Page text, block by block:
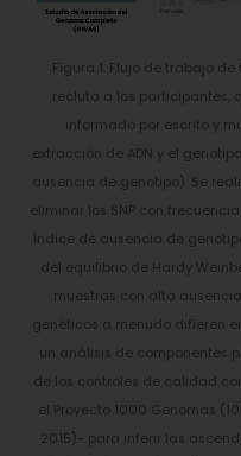
Figura 1. Flujo de trabajo de
recluta a los participantes,
informado por escrito y
extracción de ADN y el
ausencia de genotipo). Se
eliminar los SNP con
índice de ausencia de
del equilibrio de Hardy
muestras con alta
genéticos a menudo difieren
un análisis de componentes
de los controles de calidad
el Proyecto 1000 Genomas
2015)- para inferir las